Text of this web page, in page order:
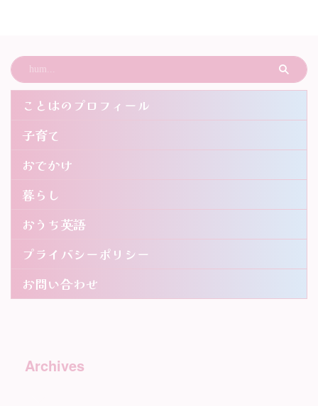
ことはのプロフィール
子育て
おでかけ
暮らし
おうち英語
プライバシーポリシー
お問い合わせ
Archives